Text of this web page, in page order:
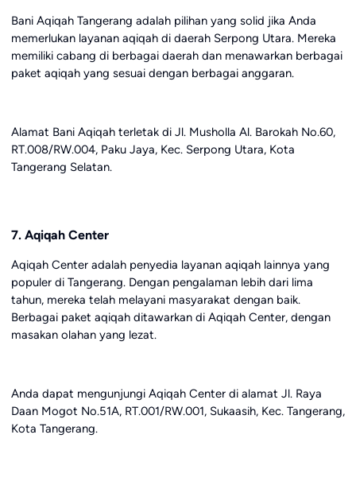
Bani Aqiqah Tangerang adalah pilihan yang solid jika Anda
memerlukan layanan aqiqah di daerah Serpong Utara. Mereka
memiliki cabang di berbagai daerah dan menawarkan berbagai
paket aqiqah yang sesuai dengan berbagai anggaran.
Alamat Bani Aqiqah terletak di Jl. Musholla Al. Barokah No.60,
RT.008/RW.004, Paku Jaya, Kec. Serpong Utara, Kota
Tangerang Selatan.
7. Aqiqah Center
Aqiqah Center adalah penyedia layanan aqiqah lainnya yang
populer di Tangerang. Dengan pengalaman lebih dari lima
tahun, mereka telah melayani masyarakat dengan baik.
Berbagai paket aqiqah ditawarkan di Aqiqah Center, dengan
masakan olahan yang lezat.
Anda dapat mengunjungi Aqiqah Center di alamat Jl. Raya
Daan Mogot No.51A, RT.001/RW.001, Sukaasih, Kec. Tangerang,
Kota Tangerang.